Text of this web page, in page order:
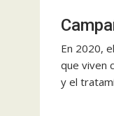
En 2020,
que viven
y el